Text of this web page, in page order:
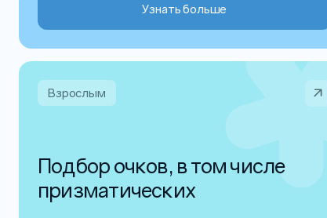
Узнать больше
Взрослым
Подбор очков, в том числе
призматических